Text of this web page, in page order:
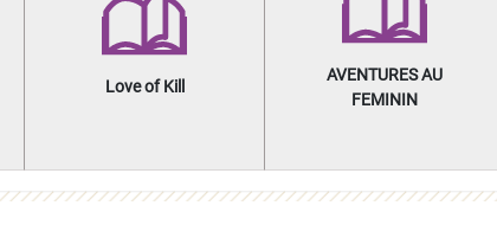
Love of Kill
AVENTURES AU
FEMININ